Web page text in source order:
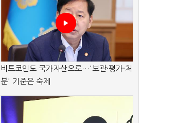
비트코인도 국가자산으로…'보관·평가·처
분' 기준은 숙제